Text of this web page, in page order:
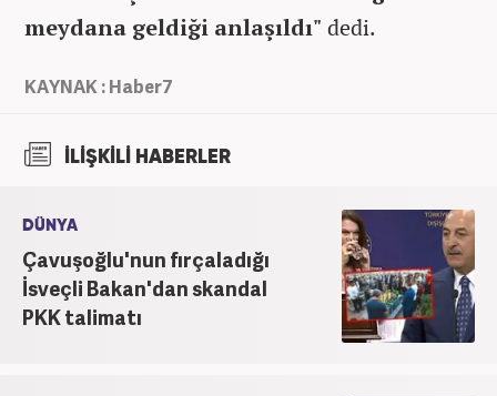
meydana geldiği anlaşıldı" dedi.
KAYNAK : Haber7
İLİŞKİLİ HABERLER
DÜNYA
Çavuşoğlu'nun fırçaladığı
İsveçli Bakan'dan skandal
PKK talimatı